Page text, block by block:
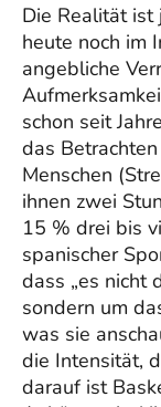
Die Realität ist
heute noch im
angebliche
schon seit
das
Menschen
ihnen zwei
15 % drei bis
spanischer
dass „es nicht
sondern um
was sie
die Intensität,
darauf ist